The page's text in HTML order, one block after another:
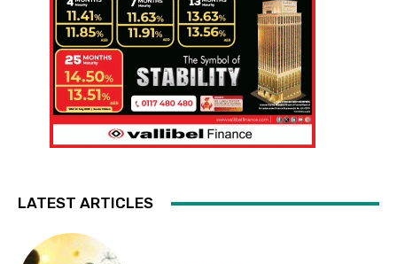
LATEST ARTICLES